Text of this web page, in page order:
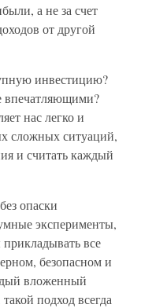
а не за счет
от другой
инвестицию?
впечатляющими?
нас легко и
сложных ситуаций,
и считать каждый
опаски
эксперименты,
все
безопасном и
вложенный
подход всегда